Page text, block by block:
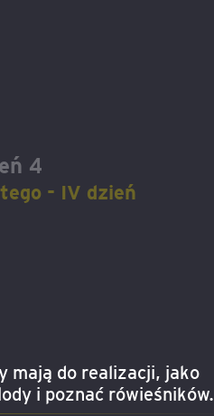
4
- IV dzień
mają do realizacji, jako
i poznać rówieśników.